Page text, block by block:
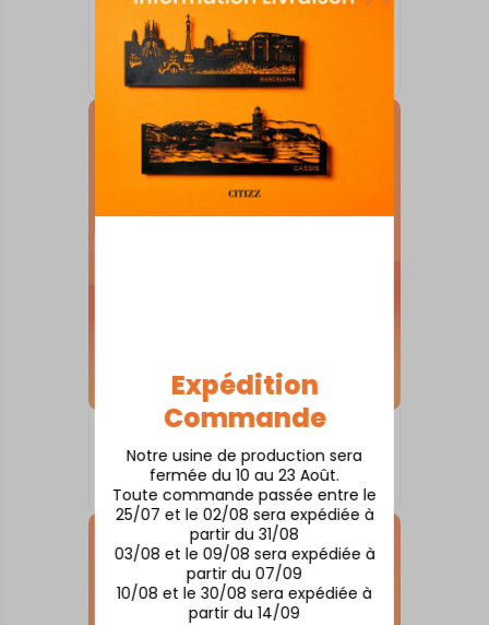
Expédition
Commande
Notre usine de production sera
fermée du 10 au 23 Août.
Toute commande passée entre le
25/07 et le 02/08 sera expédiée à
partir du 31/08
03/08 et le 09/08 sera expédiée à
partir du 07/09
10/08 et le 30/08 sera expédiée à
partir du 14/09
SKYLINE SUR SOCLE
Alès
À partir de80,00€
Annecy
À partir de80,00€